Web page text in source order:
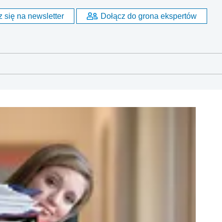
się na newsletter Dołącz do grona ekspertów